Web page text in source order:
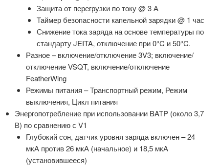
Защита от перегрузки по току @ 3 А
Таймер безопасности капельной зарядки @ 1 час
Снижение тока заряда на основе температуры по
стандарту JEITA, отключение при 0°C и 50°C.
Разное – включение/отключение 3V3; включение/
отключение VSQT, включение/отключение
FeatherWing
Режимы питания – Транспортный режим, Режим
выключения, Цикл питания
Энергопотребление при использовании BATP (около 3,7
В) по сравнению с V1
Глубокий сон, датчик уровня заряда включен – 24
мкА против 26 мкА (начальное) и 18,5 мкА
(установившееся)